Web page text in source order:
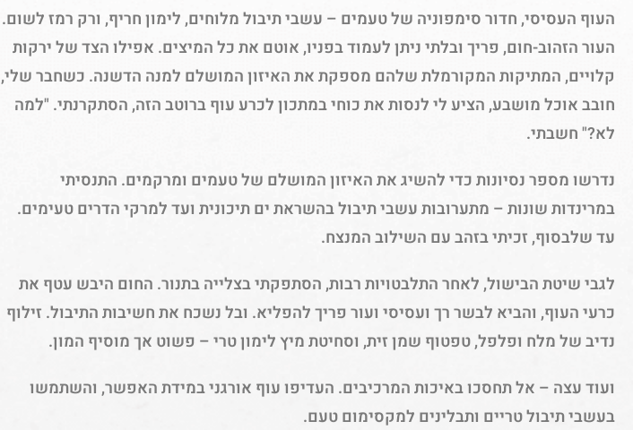
העוף העסיסי, חדור סימפוניה של טעמים – עשבי תיבול מלוחים, לימון חריף, ורק רמז לשום.
העור הזהוב-חום, פריך ובלתי ניתן לעמוד בפניו, אוטם את כל המיצים. אפילו הצד של ירקות
קלויים, המתיקות המקורמלת שלהם מספקת את האיזון המושלם למנה הדשנה. כשחבר שלי,
חובב אוכל מושבע, הציע לי לנסות את כוחי במתכון לכרע עוף ברוטב הזה, הסתקרנתי. "למה
לא?" חשבתי.
נדרשו מספר נסיונות כדי להשיג את האיזון המושלם של טעמים ומרקמים. התנסיתי
במרינדות שונות – מתערובות עשבי תיבול בהשראת ים תיכונית ועד למרקי הדרים טעימים.
עד שלבסוף, זכיתי בזהב עם השילוב המנצח.
לגבי שיטת הבישול, לאחר התלבטויות רבות, הסתפקתי בצלייה בתנור. החום היבש עטף את
כרעי העוף, והביא לבשר רך ועסיסי ועור פריך להפליא. ובל נשכח את חשיבות התיבול. זילוף
נדיב של מלח ופלפל, טפטוף שמן זית, וסחיטת מיץ לימון טרי – פשוט אך מוסיף המון.
ועוד עצה – אל תחסכו באיכות המרכיבים. העדיפו עוף אורגני במידת האפשר, והשתמשו
בעשבי תיבול טריים ותבלינים למקסימום טעם.